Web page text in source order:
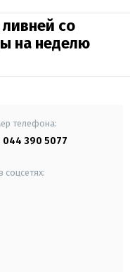
со
на неделю
телефона:
044 390 5077
соцсетях: